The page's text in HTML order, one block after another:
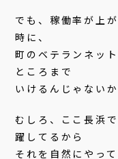
でも、稼働率が上
時に、
町のベテランネッ
ところまで
いけるんじゃないか
むしろ、ここ長浜
躍してるから
それを自然にやっ